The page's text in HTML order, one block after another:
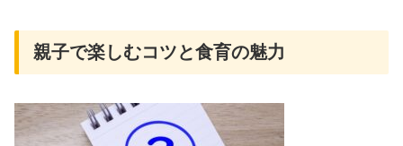
親子で楽しむコツと食育の魅力